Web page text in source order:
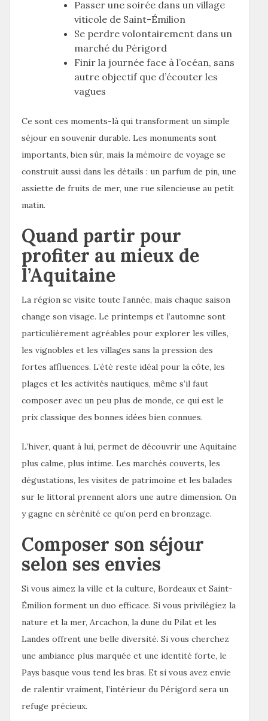
Passer une soirée dans un village
viticole de Saint-Émilion
Se perdre volontairement dans un
marché du Périgord
Finir la journée face à l’océan, sans
autre objectif que d’écouter les
vagues
Ce sont ces moments-là qui transforment un simple
séjour en souvenir durable. Les monuments sont
importants, bien sûr, mais la mémoire de voyage se
construit aussi dans les détails : un parfum de pin, une
assiette de fruits de mer, une rue silencieuse au petit
matin.
Quand partir pour
profiter au mieux de
l’Aquitaine
La région se visite toute l’année, mais chaque saison
change son visage. Le printemps et l’automne sont
particulièrement agréables pour explorer les villes,
les vignobles et les villages sans la pression des
fortes affluences. L’été reste idéal pour la côte, les
plages et les activités nautiques, même s’il faut
composer avec un peu plus de monde, ce qui est le
prix classique des bonnes idées bien connues.
L’hiver, quant à lui, permet de découvrir une Aquitaine
plus calme, plus intime. Les marchés couverts, les
dégustations, les visites de patrimoine et les balades
sur le littoral prennent alors une autre dimension. On
y gagne en sérénité ce qu’on perd en bronzage.
Composer son séjour
selon ses envies
Si vous aimez la ville et la culture, Bordeaux et Saint-
Émilion forment un duo efficace. Si vous privilégiez la
nature et la mer, Arcachon, la dune du Pilat et les
Landes offrent une belle diversité. Si vous cherchez
une ambiance plus marquée et une identité forte, le
Pays basque vous tend les bras. Et si vous avez envie
de ralentir vraiment, l’intérieur du Périgord sera un
refuge précieux.